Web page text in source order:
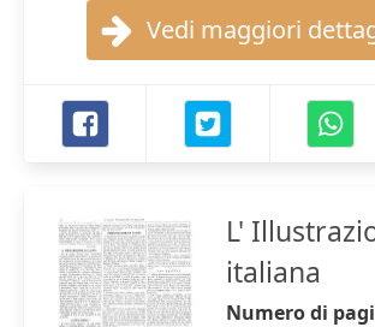
Vedi maggiori
L'
italiana
Numero di